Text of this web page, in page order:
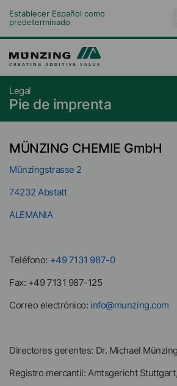
Establecer Español como
predeterminado
Legal
Pie de imprenta
MÜNZING CHEMIE GmbH
Münzingstrasse 2
74232 Abstatt
ALEMANIA
Teléfono: +49 7131 987-0
Fax: +49 7131 987-125
Correo electrónico: info@munzing.com
Directores gerentes: Dr. Michael
Registro mercantil: Amtsgericht